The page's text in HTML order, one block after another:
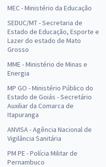
MEC - Ministério da Educação
SEDUC/MT - Secretaria de
Estado de Educação, Esporte e
Lazer do estado de Mato
Grosso
MME - Ministério de Minas e
Energia
MP GO - Ministério Público do
Estado de Goiás - Secretário
Auxiliar da Comarca de
Itapuranga
ANVISA - Agência Nacional de
Vigilância Sanitária
PM PE - Polícia Militar de
Pernambuco